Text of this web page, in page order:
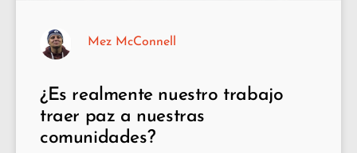
¿Es realmente nuestro trabajo
traer paz a nuestras
comunidades?
Mez McConnell